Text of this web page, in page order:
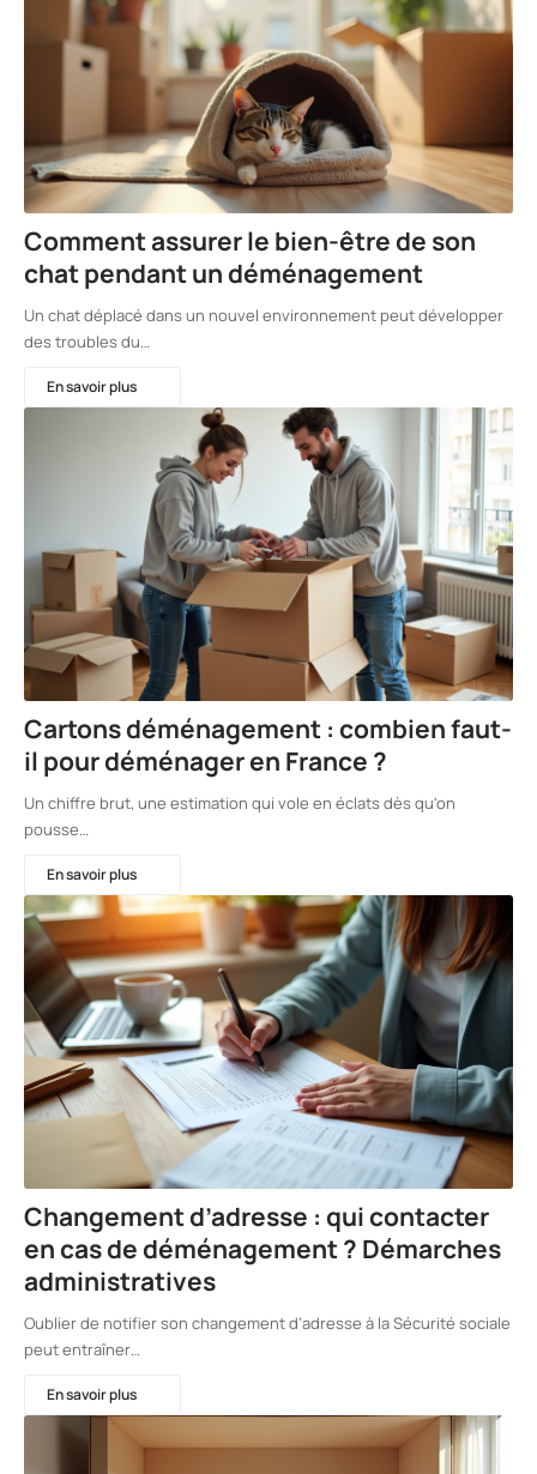
Comment assurer le bien-être de son
chat pendant un déménagement
Un chat déplacé dans un nouvel environnement peut développer
des troubles du…
En savoir plus
Cartons déménagement : combien faut-
il pour déménager en France ?
Un chiffre brut, une estimation qui vole en éclats dès qu'on
pousse…
En savoir plus
Changement d’adresse : qui contacter
en cas de déménagement ? Démarches
administratives
Oublier de notifier son changement d’adresse à la Sécurité sociale
peut entraîner…
En savoir plus